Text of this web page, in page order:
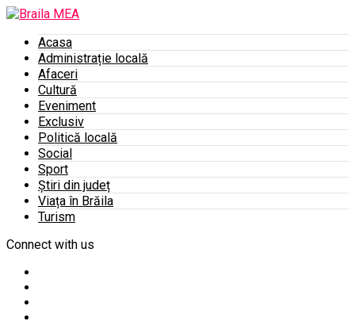
Acasa
Administrație locală
Afaceri
Cultură
Eveniment
Exclusiv
Politică locală
Social
Sport
Știri din județ
Viața în Brăila
Turism
Connect with us